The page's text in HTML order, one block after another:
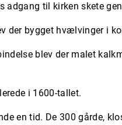
adgang til kirken skete
der bygget hvælvinger i
blev der malet
i 1600-tallet.
en tid. De 300 gårde,